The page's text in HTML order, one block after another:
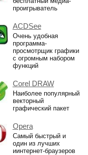
проигрыватель
ACDSee
Очень удобная
программа-
просмотрщик графики
с огромным набором
функций
Corel DRAW
Наиболее популярный
векторный
графический пакет
Opera
Самый быстрый и
один из лучших
иинтернет-браузеров